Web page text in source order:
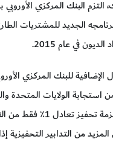
/ آذار. كما يشمل برنامجه الجديد
في عام 2015.
من التدابير التحفيزية